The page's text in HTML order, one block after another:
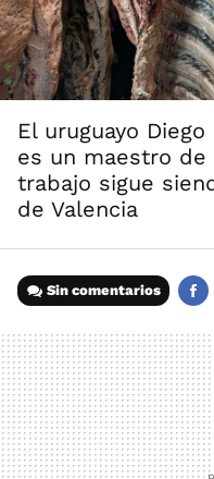
El uruguayo
es un maestro
trabajo sigue
de Valencia
Sin comentarios